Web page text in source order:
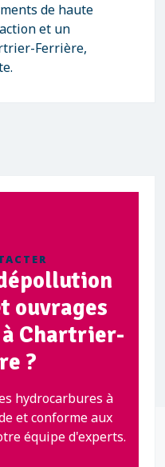
de haute
et un
Ferrière,
ouvrages
Chartrier-
?
hydrocarbures à
et conforme aux
équipe d'experts.